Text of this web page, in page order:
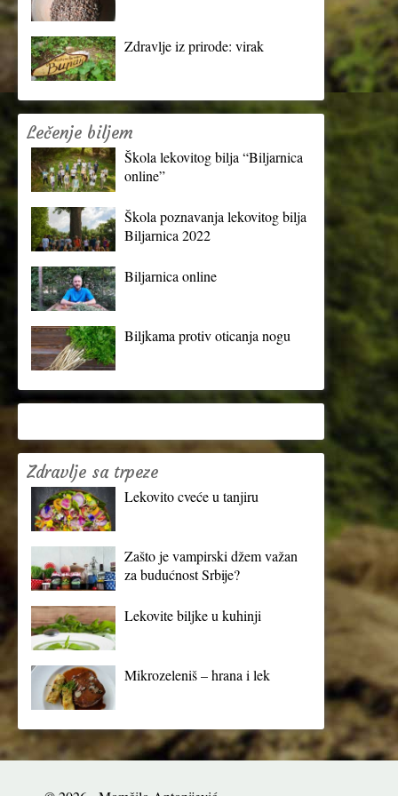
Zdravlje iz prirode: virak
Lečenje biljem
Škola lekovitog bilja “Biljarnica
online”
Škola poznavanja lekovitog bilja
Biljarnica 2022
Biljarnica online
Biljkama protiv oticanja nogu
Zdravlje sa trpeze
Lekovito cveće u tanjiru
Zašto je vampirski džem važan
za budućnost Srbije?
Lekovite biljke u kuhinji
Mikrozeleniš – hrana i lek